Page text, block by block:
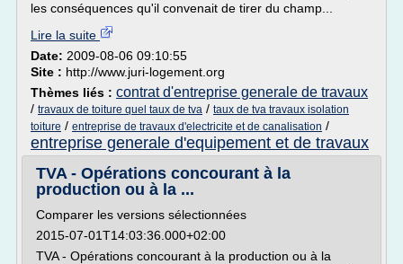
les conséquences qu'il convenait de tirer du champ...
Lire la suite
Date: 2009-08-06 09:10:55
Site : http://www.juri-logement.org
Thèmes liés : contrat d'entreprise generale de travaux
/ travaux de toiture quel taux de tva / taux de tva travaux isolation
toiture / entreprise de travaux d'electricite et de canalisation /
entreprise generale d'equipement et de travaux
TVA - Opérations concourant à la
production ou à la ...
Comparer les versions sélectionnées
2015-07-01T14:03:36.000+02:00
TVA - Opérations concourant à la production ou à la